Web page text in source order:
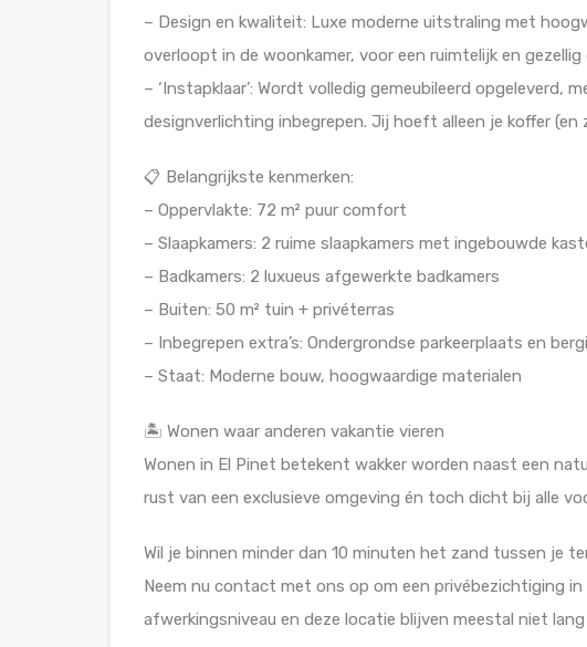
– Design en kwaliteit: Luxe moderne uitstraling met
overloopt in de woonkamer, voor een ruimtelijk en gezellig
– ‘Instapklaar’: Wordt volledig gemeubileerd opgeleverd,
designverlichting inbegrepen. Jij hoeft alleen je koffer (en
📋 Belangrijkste kenmerken:
– Oppervlakte: 72 m² puur comfort
– Slaapkamers: 2 ruime slaapkamers met ingebouwde
– Badkamers: 2 luxueus afgewerkte badkamers
– Buiten: 50 m² tuin + privéterras
– Inbegrepen extra’s: Ondergrondse parkeerplaats en
– Staat: Moderne bouw, hoogwaardige materialen
🏝️ Wonen waar anderen vakantie vieren
Wonen in El Pinet betekent wakker worden naast een
rust van een exclusieve omgeving én toch dicht bij alle
Wil je binnen minder dan 10 minuten het zand tussen je
Neem nu contact met ons op om een privébezichtiging
afwerkingsniveau en deze locatie blijven meestal niet